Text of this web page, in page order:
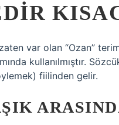
var olan “Ozan”
kullanılmıştır.
fiilinden gelir.